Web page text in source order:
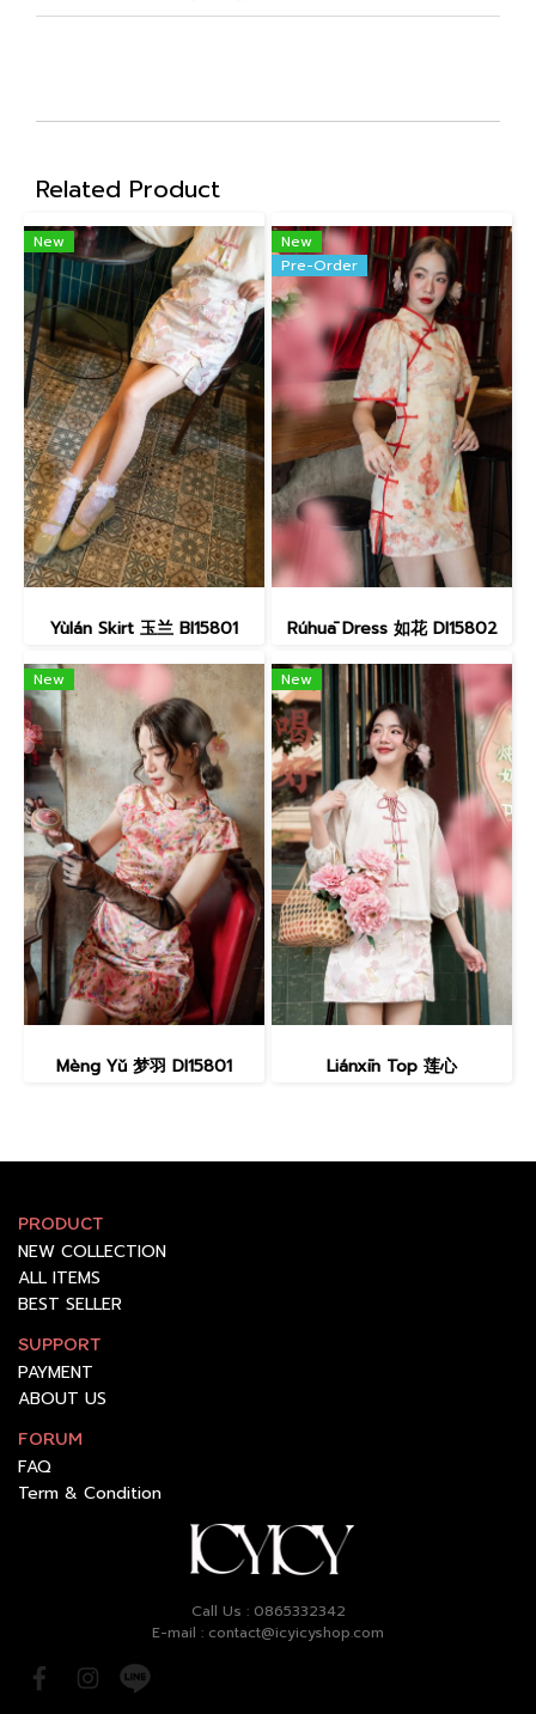
Related Product
New
Yùlán Skirt 玉兰 BI15801
New
Pre-Order
Rúhuā Dress 如花 DI15802
New
Mèng Yǔ 梦羽 DI15801
New
Liánxīn Top 莲心
PRODUCT
NEW COLLECTION
ALL ITEMS
BEST SELLER
SUPPORT
PAYMENT
ABOUT US
FORUM
FAQ
Term & Condition
Call Us : 0865332342
E-mail : contact@icyicyshop.com